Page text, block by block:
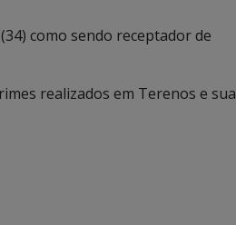
como sendo receptador de
realizados em Terenos e sua